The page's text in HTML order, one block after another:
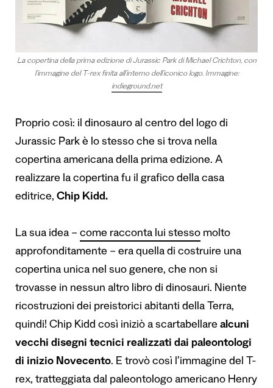
La copertina della prima edizione di Jurassic Park di Michael Crichton, con
l’immagine del T-rex finita all’interno dell’iconico logo. Immagine:
indieground.net
Proprio così: il dinosauro al centro del logo di
Jurassic Park è lo stesso che si trova nella
copertina americana della prima edizione. A
realizzare la copertina fu il grafico della casa
editrice, Chip Kidd.
La sua idea – come racconta lui stesso molto
approfonditamente – era quella di costruire una
copertina unica nel suo genere, che non si
trovasse in nessun altro libro di dinosauri. Niente
ricostruzioni dei preistorici abitanti della Terra,
quindi! Chip Kidd così iniziò a scartabellare alcuni
vecchi disegni tecnici realizzati dai paleontologi
di inizio Novecento. E trovò così l’immagine del T-
rex, tratteggiata dal paleontologo americano Henry